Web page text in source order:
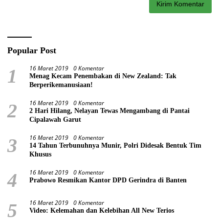
Popular Post
1 16 Maret 2019 0 Komentar
Menag Kecam Penembakan di New Zealand: Tak
Berperikemanusiaan!
2 16 Maret 2019 0 Komentar
2 Hari Hilang, Nelayan Tewas Mengambang di Pantai
Cipalawah Garut
3 16 Maret 2019 0 Komentar
14 Tahun Terbunuhnya Munir, Polri Didesak Bentuk Tim
Khusus
4 16 Maret 2019 0 Komentar
Prabowo Resmikan Kantor DPD Gerindra di Banten
5 16 Maret 2019 0 Komentar
Video: Kelemahan dan Kelebihan All New Terios